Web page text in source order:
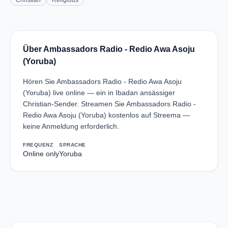
Über Ambassadors Radio - Redio Awa Asoju
(Yoruba)
Hören Sie Ambassadors Radio - Redio Awa Asoju
(Yoruba) live online — ein in Ibadan ansässiger
Christian-Sender. Streamen Sie Ambassadors Radio -
Redio Awa Asoju (Yoruba) kostenlos auf Streema —
keine Anmeldung erforderlich.
FREQUENZ
Online only
SPRACHE
Yoruba